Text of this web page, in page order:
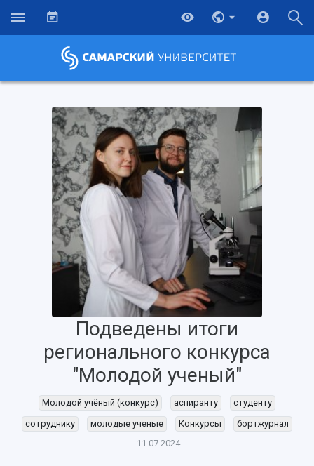
Об университете
Рейтинги
Руководство
Новости
Главные новости
Объявления
События
СМИ об университете
Образование
Почему я выбираю Самарский университет?
Бакалавриат и специалитет
Магистратура
Научно-исследовательская деятельность
Основные научные направления
Научные школы и ведущие научные коллективы
Диссертационные советы
Подготовка научных кадров
Конкурс на замещение должностей научных
Подведены итоги
регионального конкурса
"Молодой ученый"
Молодой учёный (конкурс) аспиранту
студенту
сотруднику
молодые ученые Конкурсы
бортжурнал
11.07.2024